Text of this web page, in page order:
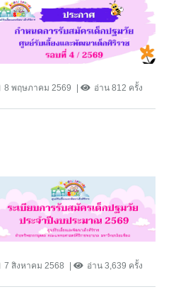
8 พฤษภาคม 2569 อ่าน 812 ครั้ง
7 สิงหาคม 2568 อ่าน 3,639 ครั้ง